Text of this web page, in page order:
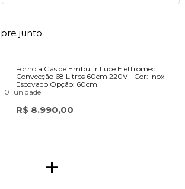
junto
Forno a Gás de Embutir Luce Elettromec
Convecção 68 Litros 60cm 220V - Cor: Inox
Escovado Opção: 60cm
01 unidade
R$ 8.990,00
+